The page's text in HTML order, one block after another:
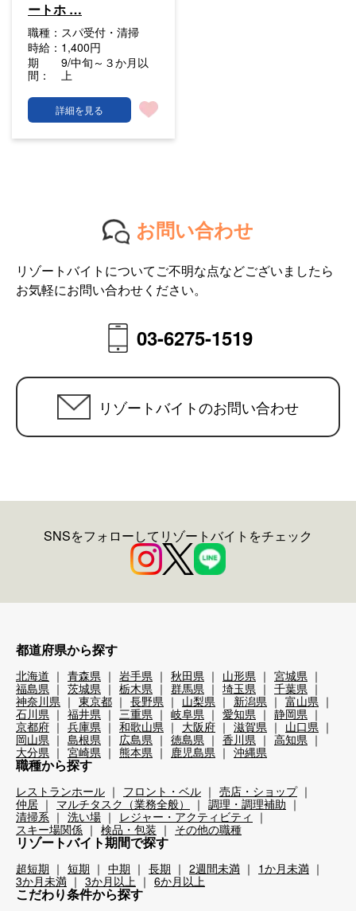
ートホ …
職種： スパ受付・清掃
時給： 1,400円
期
間：
9/中旬～３か月以
上
詳細を見る
お問い合わせ
リゾートバイトについてご不明な点などございましたら
お気軽にお問い合わせください。
03-6275-1519
リゾートバイトのお問い合わせ
SNSをフォローしてリゾートバイトをチェック
都道府県から探す
北海道 青森県 岩手県 秋田県 山形県
宮城県
福島県
茨城県 栃木県 群馬県 埼玉県
千葉県
神奈川県
東京都 長野県 山梨県 新潟県
富山県
石川県
福井県 三重県 岐阜県 愛知県
静岡県
京都府
兵庫県 和歌山県 大阪府 滋賀県
山口県
岡山県
島根県 広島県 徳島県 香川県
高知県
大分県
宮崎県 熊本県 鹿児島県 沖縄県
職種から探す
レストランホール フロント・ベル
売店・ショップ
仲居
マルチタスク（業務全般）
調理・調理補助
清掃系
洗い場
レジャー・アクティビティ
スキー場関係
検品・包装 その他の職種
リゾートバイト期間で探す
超短期 短期 中期 長期 2週間未満
1か月未満
3か月未満
3か月以上 6か月以上
こだわり条件から探す